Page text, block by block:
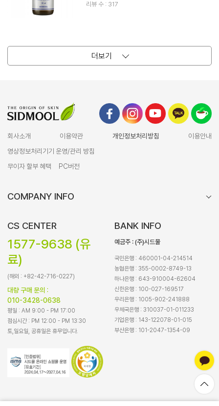
리뷰 수 : 317
더보기
회사소개 이용약관 개인정보처리방침
이용안내
영상정보처리기기 운영/관리 방침
무이자 할부 혜택
PC버전
COMPANY INFO
CS CENTER
1577-9638 (유
료)
(해외 : +82-42-716-0227)
대량 구매 문의 :
010-3428-0638
평일 : AM 9:00 - PM 17:00
점심시간 : PM 12:00 - PM 13:30
토,일요일, 공휴일은 휴무입니다.
BANK INFO
예금주 : (주)시드물
국민은행 : 460001-04-214514
농협은행 : 355-0002-8749-13
하나은행 : 643-910004-62604
신한은행 : 100-027-169517
우리은행 : 1005-902-241888
우체국은행 : 310037-01-011233
기업은행 : 143-122078-01-015
부산은행 : 101-2047-1354-09